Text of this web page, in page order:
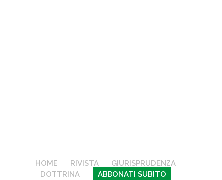
HOME RIVISTA
GIURISPRUDENZA
DOTTRINA
ABBONATI SUBITO